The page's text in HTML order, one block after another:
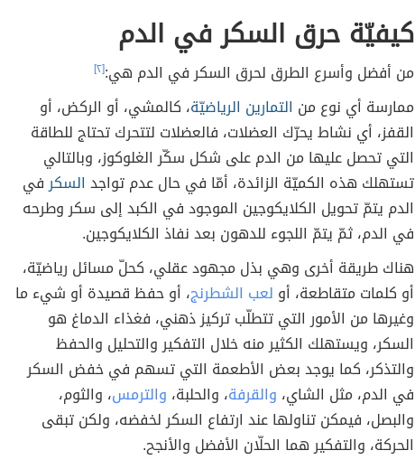
كيفيّة حرق السكر في الدم
من أفضل وأسرع الطرق لحرق السكر في الدم هي:[٢]
ممارسة أي نوع من التمارين الرياضيّة، كالمشي، أو الركض، أو
القفز، أي نشاط يحرّك العضلات، فالعضلات لتتحرك تحتاج للطاقة
التي تحصل عليها من الدم على شكل سكّر الغلوكوز، وبالتالي
تستهلك هذه الكميّة الزائدة، أمّا في حال عدم تواجد السكرفي
الدم يتمّ تحويل الكلايكوجين الموجود في الكبد إلى سكر وطرحه
في الدم، ثمّ يتمّ اللجوء للدهون بعد نفاذ الكلايكوجين.
هناك طريقة أخرى وهي بذل مجهود عقلي، كحلّ مسائل رياضيّة،
أو كلمات متقاطعة، أو لعب الشطرنج، أو حفظ قصيدة أو شيء ما
وغيرها من الأمور التي تتطلّب تركيز ذهني، فغذاء الدماغ هو
السكر، ويستهلك الكثير منه خلال التفكير والتحليل والحفظ
والتذكر، كما يوجد بعض الأطعمة التي تسهم في خفض السكر
في الدم، مثل الشاي، والقرفة، والحلبة، والترمس، والثوم،
والبصل، فيمكن تناولها عند ارتفاع السكر لخفضه، ولكن تبقى
الحركة، والتفكير هما الحلّان الأفضل والأنجح.